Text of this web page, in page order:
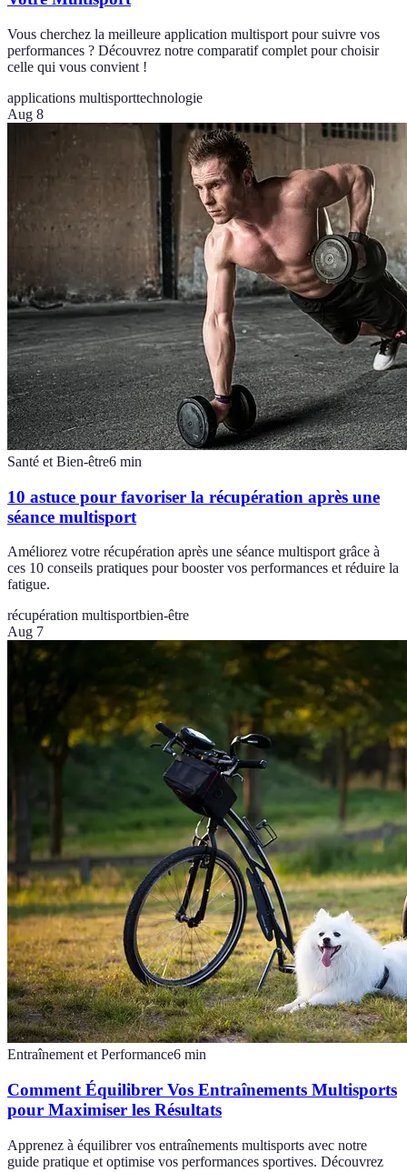
Vous cherchez la meilleure application multisport pour suivre vos
performances ? Découvrez notre comparatif complet pour choisir
celle qui vous convient !
applications multisporttechnologie
Aug 8
Santé et Bien-être6 min
10 astuce pour favoriser la récupération après une
séance multisport
Améliorez votre récupération après une séance multisport grâce à
ces 10 conseils pratiques pour booster vos performances et réduire la
fatigue.
récupération multisportbien-être
Aug 7
Entraînement et Performance6 min
Comment Équilibrer Vos Entraînements Multisports
pour Maximiser les Résultats
Apprenez à équilibrer vos entraînements multisports avec notre
guide pratique et optimise vos performances sportives. Découvrez